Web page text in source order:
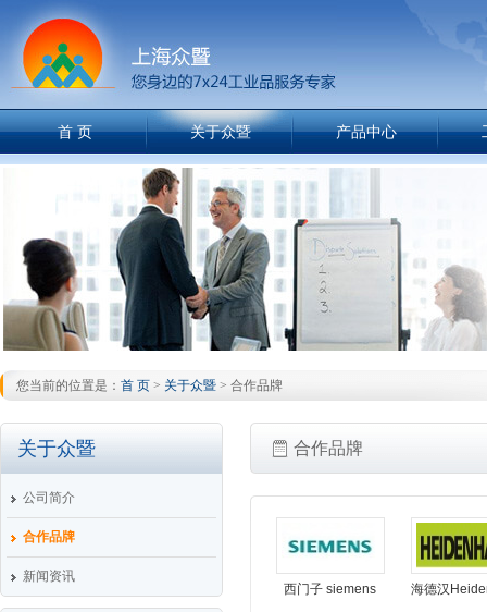
首 页 关于众暨 产品中心
您当前的位置是： 首 页 > 关于众暨 > 合作品牌
关于众暨
公司简介
合作品牌
新闻资讯
合作品牌
西门子 siemens 海德汉